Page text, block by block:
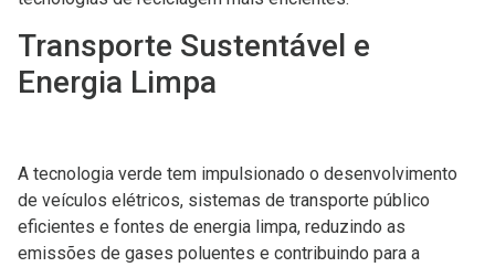
Transporte Sustentável e
Energia Limpa
A tecnologia verde tem impulsionado o desenvolvimento
de veículos elétricos, sistemas de transporte público
eficientes e fontes de energia limpa, reduzindo as
emissões de gases poluentes e contribuindo para a